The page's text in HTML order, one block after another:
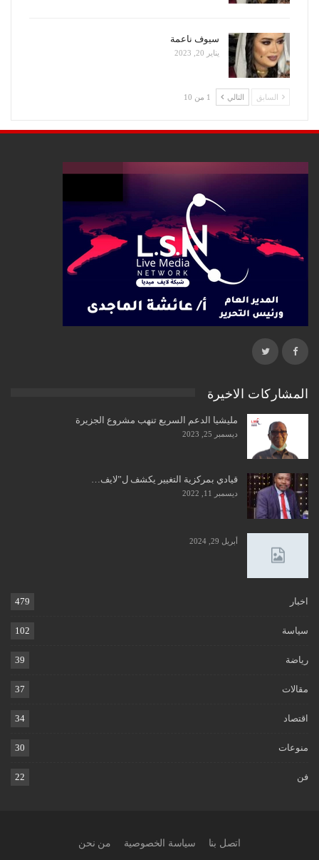
سيوف ناعمة
يناير 20, 2023
السابق التالي 1 من 10
المشاركات الاخيرة
مليشيا الدعم السريع تنهب مشروع الجزيرة
ديسمبر 25, 2023
قيادي بمركزية التغيير يكشف ل”لايف…
ديسمبر 11, 2022
أبريل 29, 2024
اخبار 479
سياسة 102
رياضة 39
مقالات 37
اقتصاد 34
منوعات 30
فن 22
اتصل بنا سياسة الخصوصية من نحن